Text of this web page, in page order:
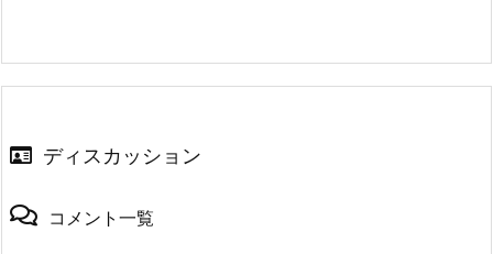
ディスカッション
コメント一覧